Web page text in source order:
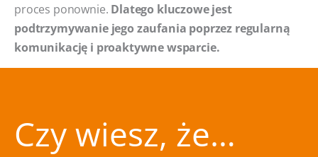
proces ponownie. Dlatego kluczowe jest
podtrzymywanie jego zaufania poprzez regularną
komunikację i proaktywne wsparcie.
Czy wiesz, że…